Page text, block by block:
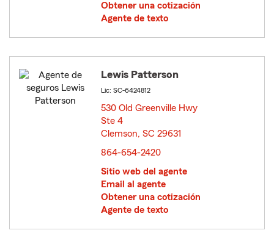
Obtener una cotización
Agente de texto
Lewis Patterson
Lic: SC-6424812
530 Old Greenville Hwy
Ste 4
Clemson, SC 29631
864-654-2420
Sitio web del agente
Email al agente
Obtener una cotización
Agente de texto